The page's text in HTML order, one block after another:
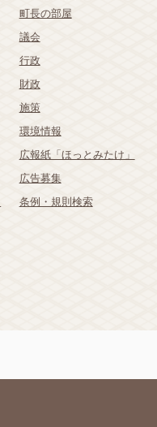
町長の部屋
議会
行政
財政
施策
環境情報
広報紙「ほっとみたけ」
広告募集
条例・規則検索